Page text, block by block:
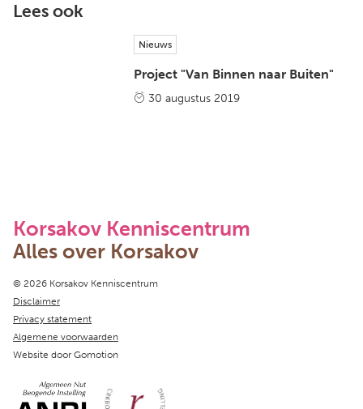
Lees ook
Nieuws
Project "Van Binnen naar Buiten"
30 augustus 2019
Korsakov Kenniscentrum
Alles over Korsakov
Copyright navigation
© 2026 Korsakov Kenniscentrum
Disclaimer
Privacy statement
Algemene voorwaarden
Website door Gomotion